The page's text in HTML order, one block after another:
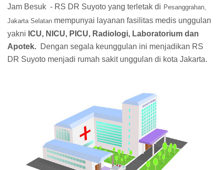
Jam Besuk - RS DR Suyoto yang terletak di Pesanggrahan,
Jakarta Selatan mempunyai layanan fasilitas medis unggulan
yakni ICU, NICU, PICU, Radiologi, Laboratorium dan
Apotek. Dengan segala keunggulan ini menjadikan RS
DR Suyoto menjadi rumah sakit unggulan di kota Jakarta.